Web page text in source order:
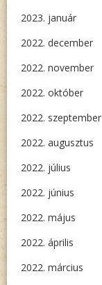
2023. január
2022. december
2022. november
2022. október
2022. szeptember
2022. augusztus
2022. július
2022. június
2022. május
2022. április
2022. március